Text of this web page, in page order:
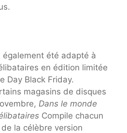
également été adapté à
en édition limitée
Day Black Friday.
magasins de disques
Dans le monde
Compile chacun
la célèbre version